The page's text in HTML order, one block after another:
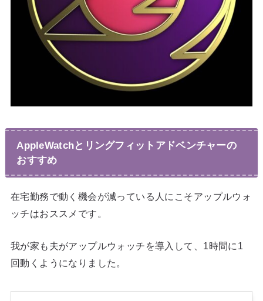
AppleWatchとリングフィットアドベンチャーの
おすすめ
在宅勤務で動く機会が減っている人にこそアップルウォ
ッチはおススメです。
我が家も夫がアップルウォッチを導入して、1時間に1
回動くようになりました。